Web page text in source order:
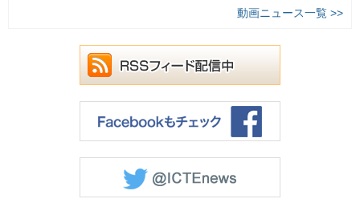
動画ニュース一覧 >>